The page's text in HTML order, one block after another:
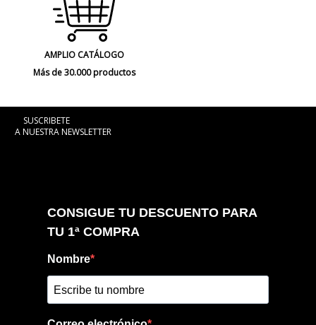
AMPLIO CATÁLOGO
Más de 30.000 productos
SUSCRIBETE
A NUESTRA NEWSLETTER